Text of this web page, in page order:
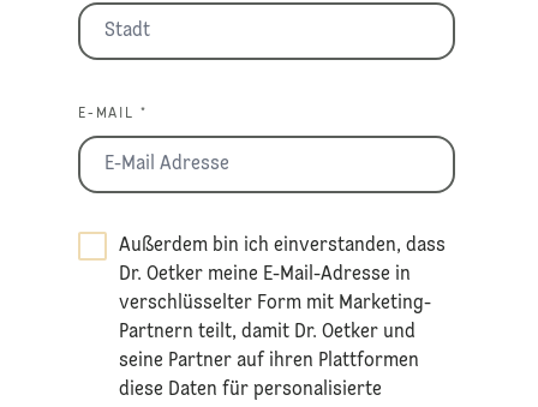
E-MAIL *
Außerdem bin ich einverstanden, dass
Dr. Oetker meine E-Mail-Adresse in
verschlüsselter Form mit Marketing-
Partnern teilt, damit Dr. Oetker und
seine Partner auf ihren Plattformen
diese Daten für personalisierte